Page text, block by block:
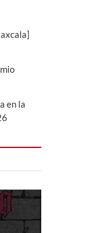
en la